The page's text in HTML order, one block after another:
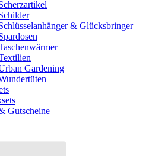
& Glücksbringer
Gardening
Gutscheine